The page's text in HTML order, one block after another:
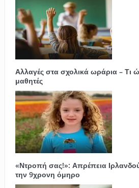
Αλλαγές στα σχολικά ωράρια – Τι
μαθητές
«Ντροπή σας!»: Απρέπεια
την 9χρονη όμηρο